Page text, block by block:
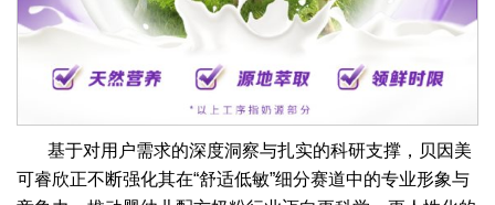
基于对用户需求的深度洞察与扎实的科研支撑，贝因美
可睿欣正不断强化其在“舒适低敏”细分赛道中的专业形象与